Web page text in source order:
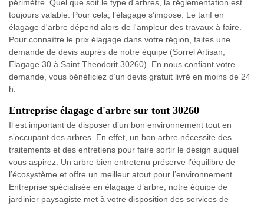
périmètre. Quel que soit le type d'arbres, la réglementation est
toujours valable. Pour cela, l’élagage s’impose. Le tarif en
élagage d'arbre dépend alors de l'ampleur des travaux à faire.
Pour connaître le prix élagage dans votre région, faites une
demande de devis auprès de notre équipe (Sorrel Artisan;
Elagage 30 à Saint Theodorit 30260). En nous confiant votre
demande, vous bénéficiez d’un devis gratuit livré en moins de 24
h.
Entreprise élagage d'arbre sur tout 30260
Il est important de disposer d’un bon environnement tout en
s’occupant des arbres. En effet, un bon arbre nécessite des
traitements et des entretiens pour faire sortir le design auquel
vous aspirez. Un arbre bien entretenu préserve l’équilibre de
l’écosystème et offre un meilleur atout pour l’environnement.
Entreprise spécialisée en élagage d’arbre, notre équipe de
jardinier paysagiste met à votre disposition des services de